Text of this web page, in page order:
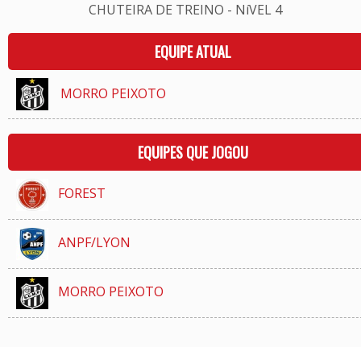
CHUTEIRA DE TREINO - NíVEL 4
EQUIPE ATUAL
MORRO PEIXOTO
EQUIPES QUE JOGOU
FOREST
ANPF/LYON
MORRO PEIXOTO